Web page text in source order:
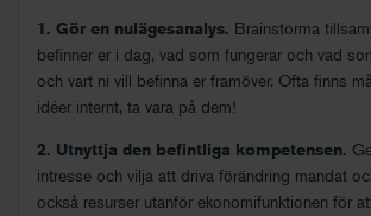
1. Gör en nulägesanalys. Brainstorma
befinner er i dag, vad som fungerar och vad
och vart ni vill befinna er framöver. Ofta finns
idéer internt, ta vara på dem!
2. Utnyttja den befintliga kompetensen.
intresse och vilja att driva förändring mandat
också resurser utanför ekonomifunktionen för